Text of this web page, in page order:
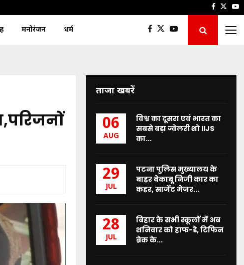
मनोरंजन धर्म
ताजा खबरें
06
AUG
विश्व का दूसरा एवं भारत का
सबसे बड़ा ज्वेलरी शो IIJS
का...
29
JUL
पटना पुलिस मुख्यालय के
बाहर बेकाबू निजी कार का
कहर, सार्जेंट मेजर...
28
JUL
बिहार के सभी स्कूलों में अब
शनिवार को हाफ-डे, टिफिन
ब्रेक के...